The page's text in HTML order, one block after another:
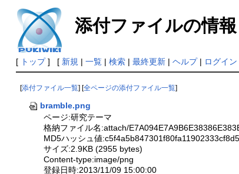
添付ファイルの情報
[ トップ] [ 新規 | 一覧| 検索| 最終更新| ヘルプ| ログイン
[添付ファイル一覧] [全ページの添付ファイル一覧]
bramble.png
ページ:研究テーマ
格納ファイル名:attach/
MD5ハッシュ値
サイズ:2.9KB (2955 bytes)
Content-type:image/png
登録日時:2013/11/09 15:00:00